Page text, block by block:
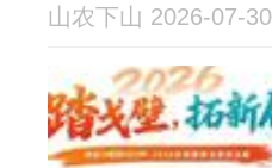
山农下山 2026-07-30